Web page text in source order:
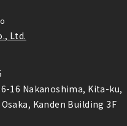
Ltd.
16 Nakanoshima, Kita-ku,
Kanden Building 3F